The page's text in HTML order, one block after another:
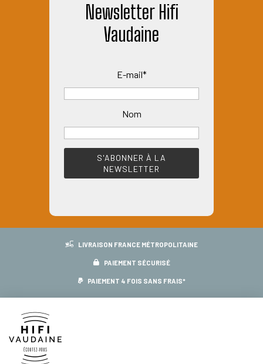
Newsletter Hifi
Vaudaine
E-mail*
Nom
LIVRAISON FRANCE MÉTROPOLITAINE
PAIEMENT SÉCURISÉ
PAIEMENT 4 FOIS SANS FRAIS*